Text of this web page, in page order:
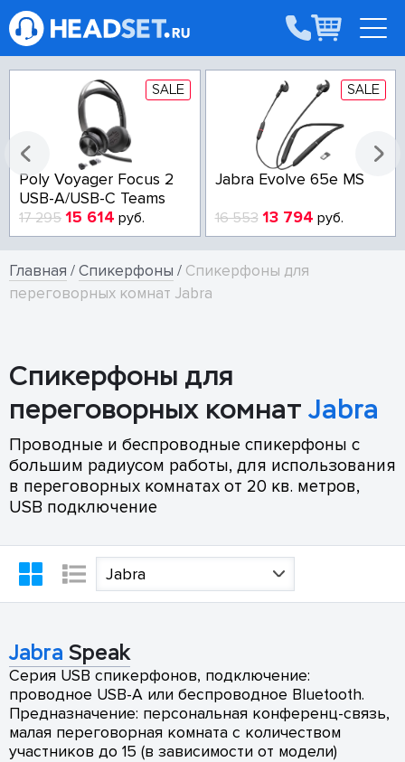
SALE
Poly Voyager Focus 2
USB-A/USB-C Teams
17 295 15 614 руб.
SALE
Jabra Evolve 65e MS
16 553 13 794 руб.
Главная /Спикерфоны / Спикерфоны для
переговорных комнат Jabra
Спикерфоны для
переговорных комнат Jabra
Проводные и беспроводные спикерфоны с
большим радиусом работы, для использования
в переговорных комнатах от 20 кв. метров,
USB подключение
Jabra
Jabra Speak
Серия USB спикерфонов, подключение:
проводное USB-A или беспроводное Bluetooth.
Предназначение: персональная конференц-связь,
малая переговорная комната с количеством
участников до 15 (в зависимости от модели)